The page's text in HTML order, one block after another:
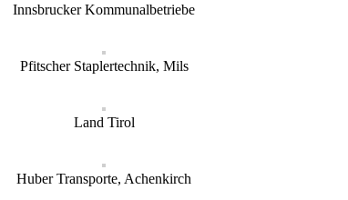
Innsbrucker Kommunalbetriebe
Pfitscher Staplertechnik, Mils
Land Tirol
Huber Transporte, Achenkirch